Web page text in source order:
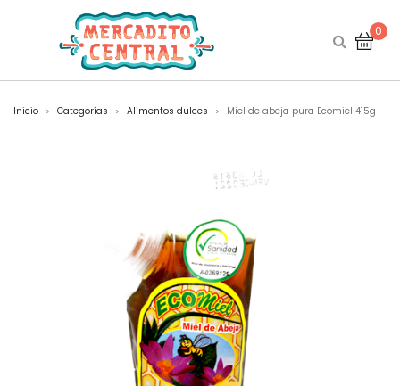
0
Inicio > Categorías > Alimentos dulces > Miel de abeja pura Ecomiel 415g